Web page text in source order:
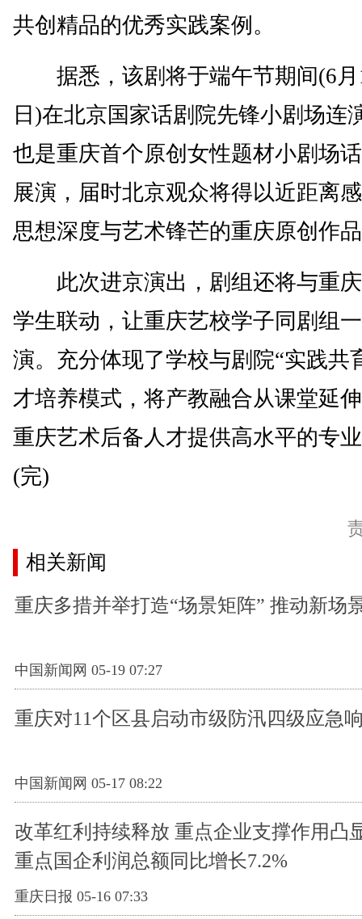
共创精品的优秀实践案例。
据悉，该剧将于端午节期间(6月
日)在北京国家话剧院先锋小剧场连
也是重庆首个原创女性题材小剧场
展演，届时北京观众将得以近距离
思想深度与艺术锋芒的重庆原创作
此次进京演出，剧组还将与重庆
学生联动，让重庆艺校学子同剧组
演。充分体现了学校与剧院“实践共
才培养模式，将产教融合从课堂延
重庆艺术后备人才提供高水平的专
(完)
相关新闻
重庆多措并举打造“场景矩阵” 推动新场
中国新闻网 05-19 07:27
重庆对11个区县启动市级防汛四级应急
中国新闻网 05-17 08:22
改革红利持续释放 重点企业支撑作用凸
重点国企利润总额同比增长7.2%
重庆日报 05-16 07:33